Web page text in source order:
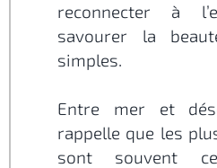
reconnecter à
savourer la
simples.
Entre mer et
rappelle que les
sont souvent